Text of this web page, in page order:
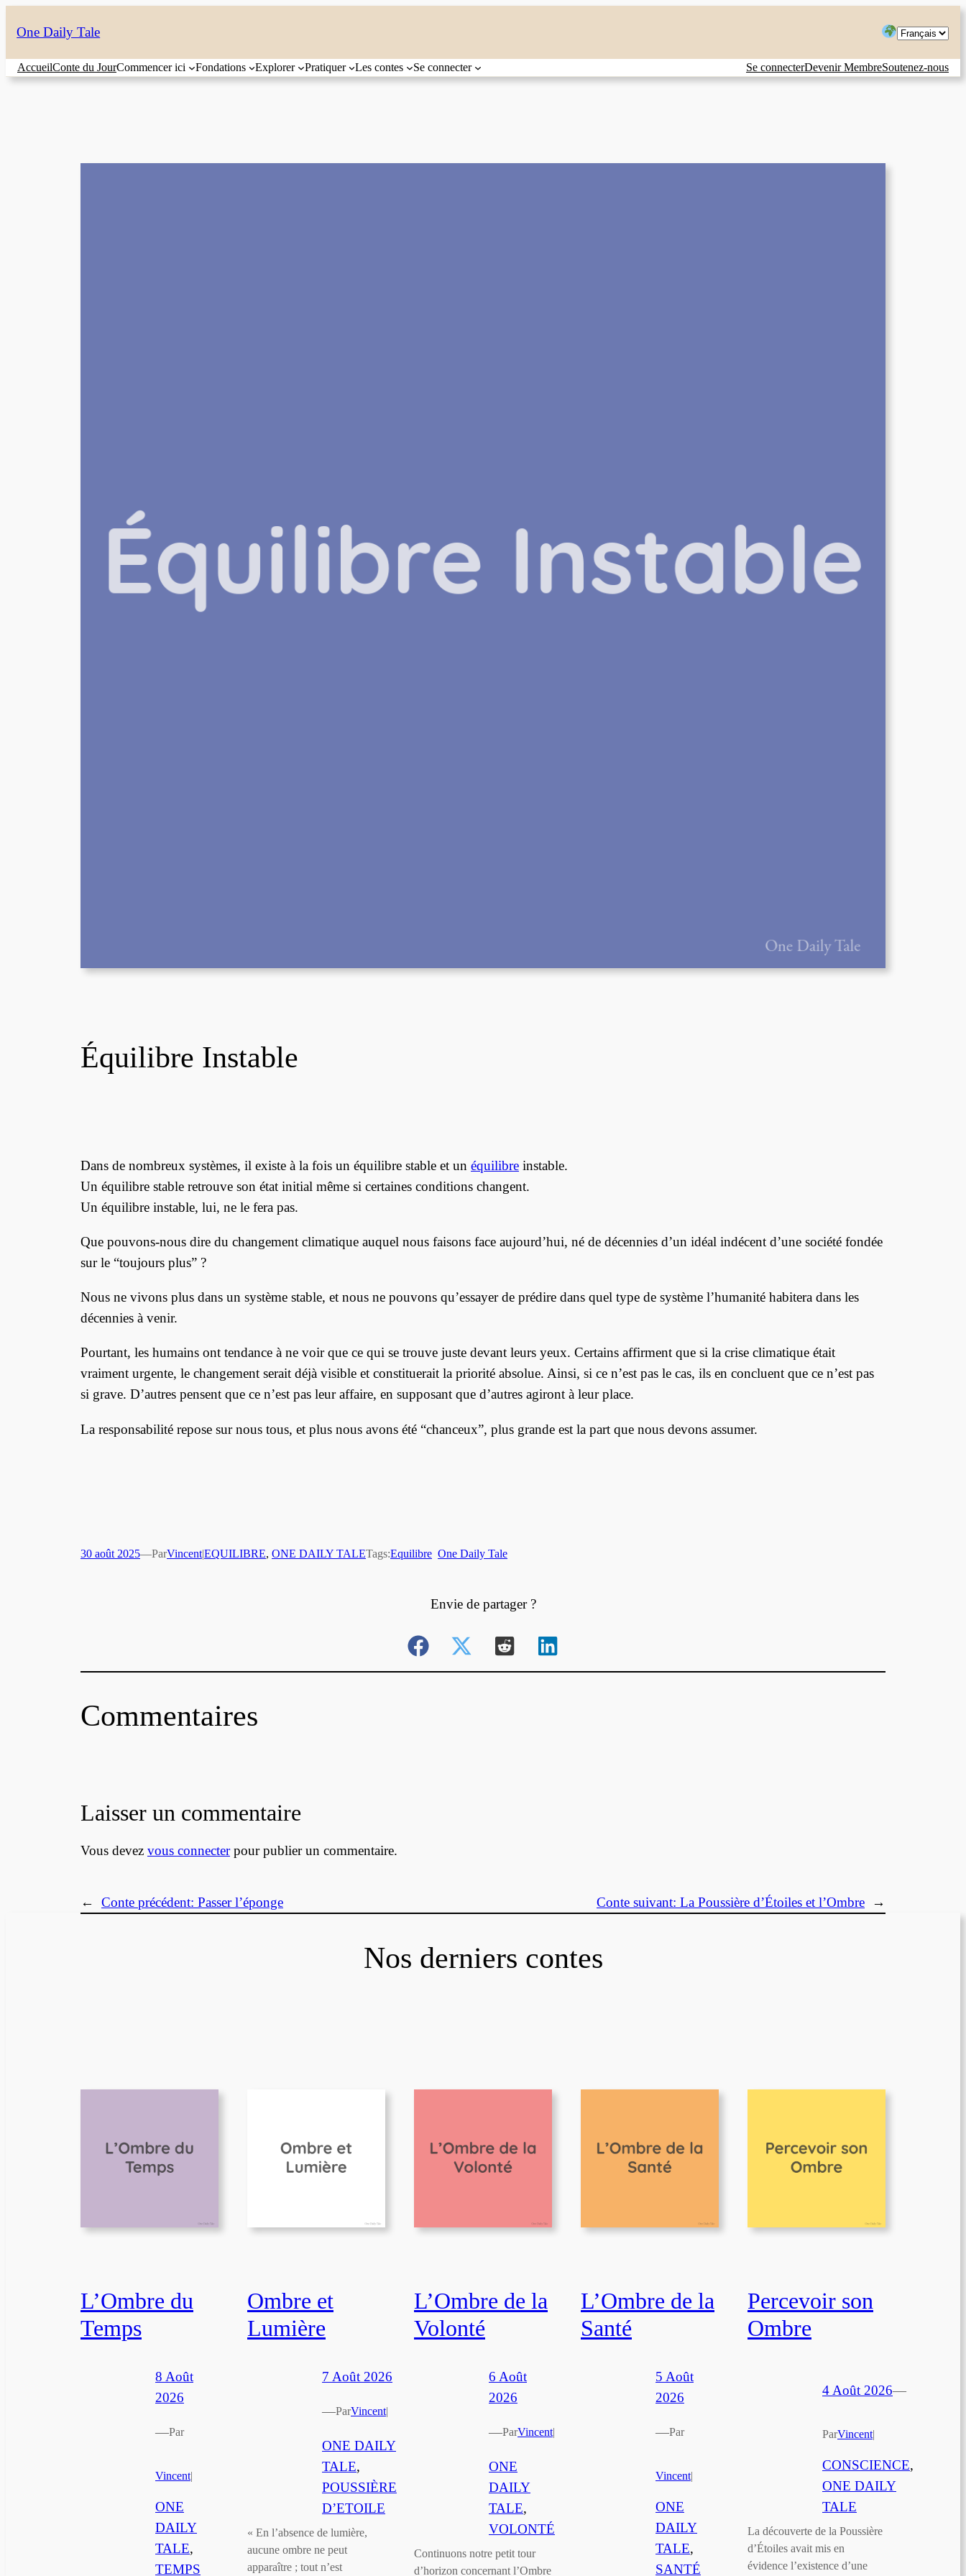
au
contenu
One Daily Tale
Choisir
langue
AccueilConte du JourCommencer ici Fondations Explorer Pratiquer Les contes Se connecter Se connecterDevenir MembreSoutenez-nous
Équilibre Instable
Dans de nombreux systèmes, il existe à la fois un équilibre stable et un équilibre instable.
Un équilibre stable retrouve son état initial même si certaines conditions changent.
Un équilibre instable, lui, ne le fera pas.
Que pouvons-nous dire du changement climatique auquel nous faisons face aujourd’hui, né de décennies d’un idéal indécent d’une société fondée
sur le “toujours plus” ?
Nous ne vivons plus dans un système stable, et nous ne pouvons qu’essayer de prédire dans quel type de système l’humanité habitera dans les
décennies à venir.
Pourtant, les humains ont tendance à ne voir que ce qui se trouve juste devant leurs yeux. Certains affirment que si la crise climatique était
vraiment urgente, le changement serait déjà visible et constituerait la priorité absolue. Ainsi, si ce n’est pas le cas, ils en concluent que ce n’est pas
si grave. D’autres pensent que ce n’est pas leur affaire, en supposant que d’autres agiront à leur place.
La responsabilité repose sur nous tous, et plus nous avons été “chanceux”, plus grande est la part que nous devons assumer.
30 août 2025—ParVincent|EQUILIBRE, ONE DAILY TALETags:Equilibre One Daily Tale
Envie de partager ?
Commentaires
Laisser un commentaire
Vous devez vous connecterpour publier un commentaire.
← Conte précédent: Passer l’éponge Conte suivant: La Poussière d’Étoiles et l’Ombre →
Nos derniers contes
L’Ombre du
Temps
8 Août
2026
—Par
Vincent|
ONE
DAILY
TALE
TEMPS
Ombre et
Lumière
7 Août 2026
—ParVincent|
ONE DAILY
TALE
POUSSIÈRE
D’ETOILE
« En l’absence de lumière,
aucune ombre ne peut
apparaître ; tout n’est
L’Ombre de la
Volonté
6 Août
2026
—ParVincent|
ONE
DAILY
TALE
VOLONTÉ
Continuons notre petit tour
d’horizon concernant l’Ombre
L’Ombre de la
Santé
5 Août
2026
—Par
Vincent|
ONE
DAILY
TALE
SANTÉ
Percevoir son
Ombre
4 Août 2026—
ParVincent|
CONSCIENCE
ONE DAILY
TALE
La découverte de la Poussière
d’Étoiles avait mis en
évidence l’existence d’une